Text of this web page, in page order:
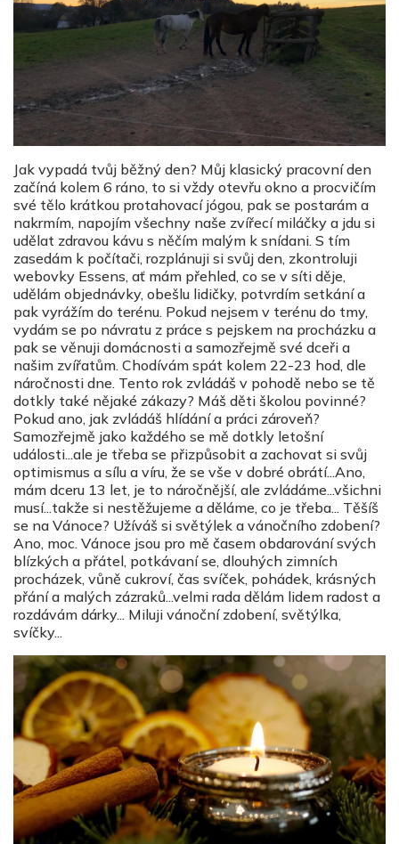
Jak vypadá tvůj běžný den? Můj klasický pracovní den
začíná kolem 6 ráno, to si vždy otevřu okno a procvičím
své tělo krátkou protahovací jógou, pak se postarám a
nakrmím, napojím všechny naše zvířecí miláčky a jdu si
udělat zdravou kávu s něčím malým k snídani. S tím
zasedám k počítači, rozplánuji si svůj den, zkontroluji
webovky Essens, ať mám přehled, co se v síti děje,
udělám objednávky, obešlu lidičky, potvrdím setkání a
pak vyrážím do terénu. Pokud nejsem v terénu do tmy,
vydám se po návratu z práce s pejskem na procházku a
pak se věnuji domácnosti a samozřejmě své dceři a
našim zvířatům. Chodívám spát kolem 22-23 hod, dle
náročnosti dne. Tento rok zvládáš v pohodě nebo se tě
dotkly také nějaké zákazy? Máš děti školou povinné?
Pokud ano, jak zvládáš hlídání a práci zároveň?
Samozřejmě jako každého se mě dotkly letošní
události...ale je třeba se přizpůsobit a zachovat si svůj
optimismus a sílu a víru, že se vše v dobré obrátí...Ano,
mám dceru 13 let, je to náročnější, ale zvládáme...všichni
musí...takže si nestěžujeme a děláme, co je třeba... Těšíš
se na Vánoce? Užíváš si světýlek a vánočního zdobení?
Ano, moc. Vánoce jsou pro mě časem obdarování svých
blízkých a přátel, potkávaní se, dlouhých zimních
procházek, vůně cukroví, čas svíček, pohádek, krásných
přání a malých zázraků...velmi rada dělám lidem radost a
rozdávám dárky... Miluji vánoční zdobení, světýlka,
svíčky...